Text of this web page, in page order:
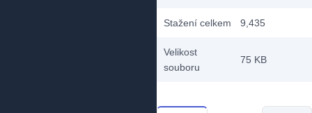
Stažení celkem 9,435
Velikost
souboru
75 KB